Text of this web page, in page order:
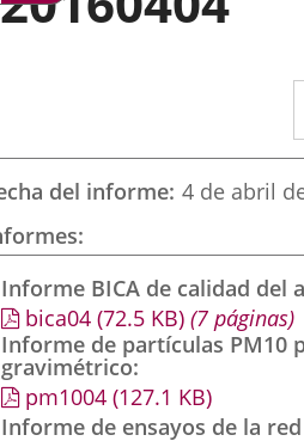
del informe 4 de abril
Informe BICA de calidad del
bica04 (72.5 KB) (7 páginas)
Informe de partículas PM10
gravimétrico
pm1004 (127.1 KB)
Informe de ensayos de la red